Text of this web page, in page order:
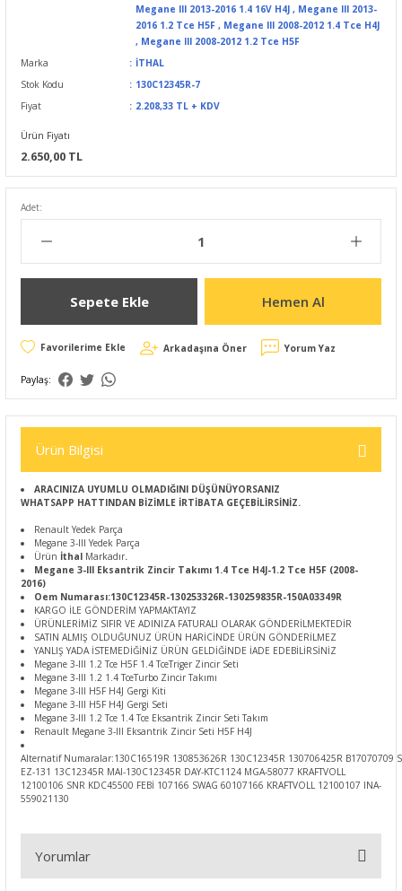
Megane III 2013-2016 1.4 16V H4J , Megane III 2013-
2016 1.2 Tce H5F , Megane III 2008-2012 1.4 Tce H4J
, Megane III 2008-2012 1.2 Tce H5F
Marka
İTHAL
Stok Kodu
130C12345R-7
Fiyat
2.208,33 TL + KDV
Ürün Fiyatı
2.650,00 TL
Adet:
Sepete Ekle Hemen Al
Arkadaşına Öner Yorum Yaz
Paylaş:
Ürün Bilgisi
ARACINIZA UYUMLU OLMADIĞINI DÜŞÜNÜYORSANIZ
WHATSAPP HATTINDAN BİZİMLE İRTİBATA GEÇEBİLİRSİNİZ.
Renault Yedek Parça
Megane 3-III Yedek Parça
Ürün İthal Markadır.
Megane 3-III Eksantrik Zincir Takımı 1.4 Tce H4J-1.2 Tce H5F (2008-
2016)
Oem Numarası:130C12345R-130253326R-130259835R-150A03349R
KARGO İLE GÖNDERİM YAPMAKTAYIZ
ÜRÜNLERİMİZ SIFIR VE ADINIZA FATURALI OLARAK GÖNDERİLMEKTEDİR
SATIN ALMIŞ OLDUĞUNUZ ÜRÜN HARİCİNDE ÜRÜN GÖNDERİLMEZ
YANLIŞ YADA İSTEMEDİĞİNİZ ÜRÜN GELDİĞİNDE İADE EDEBİLİRSİNİZ
Megane 3-III 1.2 Tce H5F 1.4 TceTriger Zincir Seti
Megane 3-III 1.2 1.4 TceTurbo Zincir Takımı
Megane 3-III H5F H4J Gergi Kiti
Megane 3-III H5F H4J Gergi Seti
Megane 3-III 1.2 Tce 1.4 Tce Eksantrik Zincir Seti Takım
Renault Megane 3-III Eksantrik Zincir Seti H5F H4J
Alternatif Numaralar:130C16519R 130853626R 130C12345R 130706425R B17070709
EZ-131 13C12345R MAI-130C12345R DAY-KTC1124 MGA-58077 KRAFTVOLL
12100106 SNR KDC45500 FEBİ 107166 SWAG 60107166 KRAFTVOLL 12100107 INA-
559021130
Yorumlar